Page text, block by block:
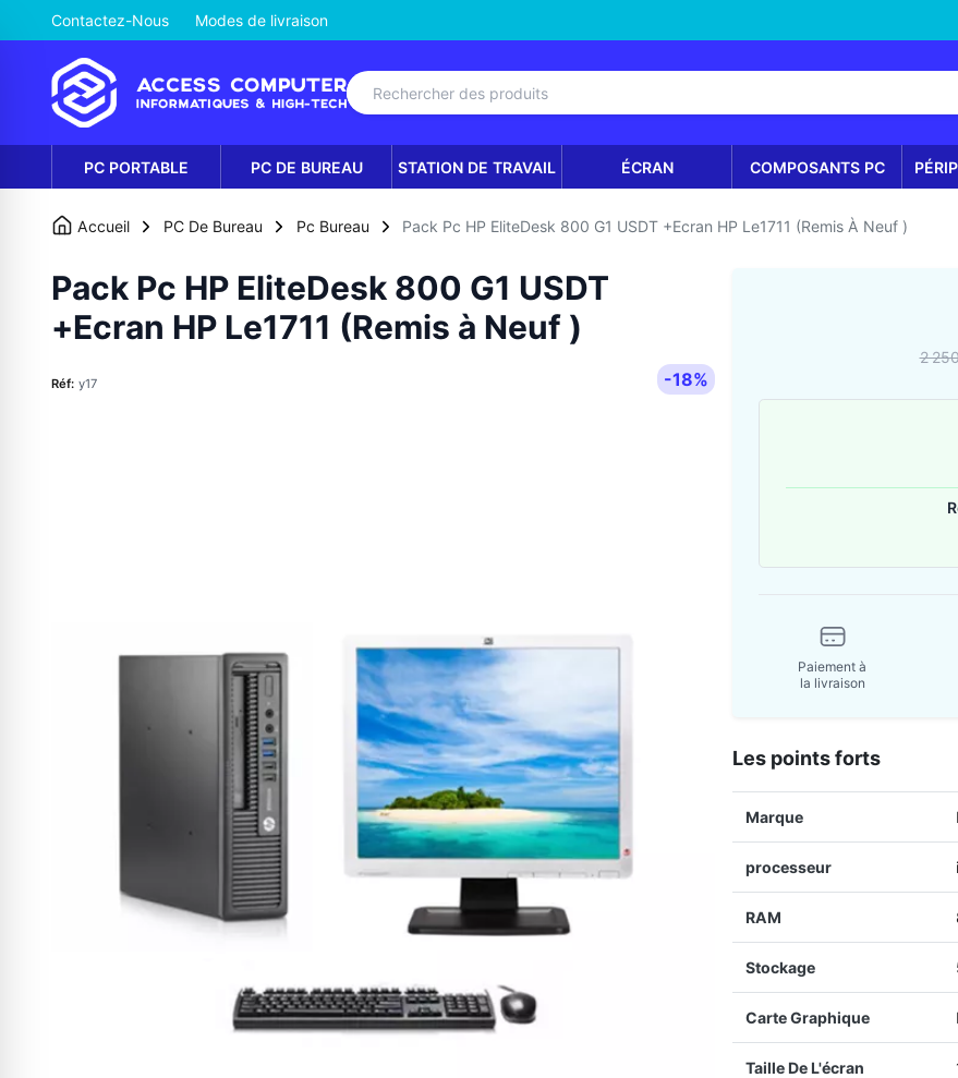
Contactez-Nous Modes de livraison
PC PORTABLE PC DE BUREAU STATION DE TRAVAIL ÉCRAN COMPOSANTS PC
Accueil PC De Bureau Pc Bureau Pack Pc HP EliteDesk 800 G1 USDT +Ecran HP Le1711 (Remis À Neuf )
Pack Pc HP EliteDesk 800 G1 USDT
+Ecran HP Le1711 (Remis à Neuf )
Réf: y17 -18%
2
Paiement à
la livraison
Les points forts
Marque
processeur
RAM
Stockage
Carte Graphique
Taille De L'écran